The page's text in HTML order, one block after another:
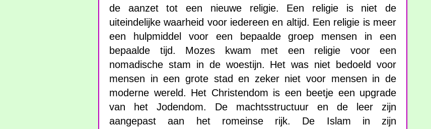
de aanzet tot een nieuwe religie. Een religie is niet de
uiteindelijke waarheid voor iedereen en altijd. Een religie is meer
een hulpmiddel voor een bepaalde groep mensen in een
bepaalde tijd. Mozes kwam met een religie voor een
nomadische stam in de woestijn. Het was niet bedoeld voor
mensen in een grote stad en zeker niet voor mensen in de
moderne wereld. Het Christendom is een beetje een upgrade
van het Jodendom. De machtsstructuur en de leer zijn
aangepast aan het romeinse rijk. De Islam in zijn